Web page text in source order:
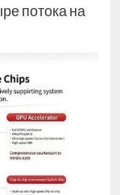
потока на